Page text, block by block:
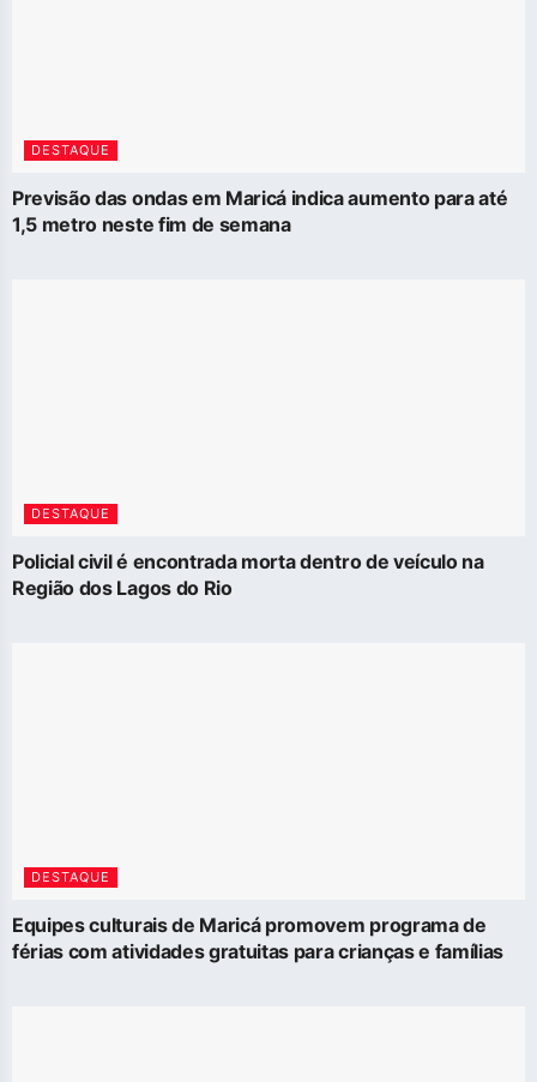
DESTAQUE
Previsão das ondas em Maricá indica aumento para até
1,5 metro neste fim de semana
DESTAQUE
Policial civil é encontrada morta dentro de veículo na
Região dos Lagos do Rio
DESTAQUE
Equipes culturais de Maricá promovem programa de
férias com atividades gratuitas para crianças e famílias